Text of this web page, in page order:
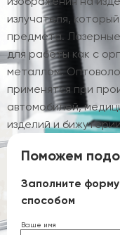
излучателя,
предмета.
для работы как с
металлом.
применятся при
автомобилей,
изделий и
Поможем
Заполните
способом
Ваше имя